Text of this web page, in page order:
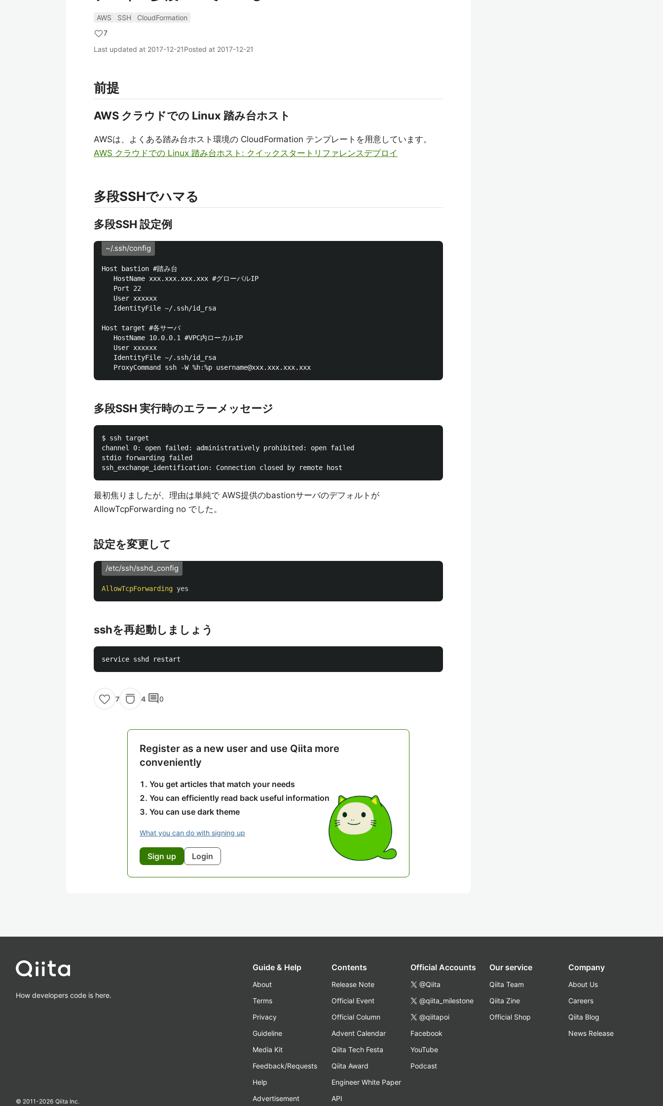
AWS SSH
CloudFormation
7
Last updated at 2017-12-21Posted at 2017-12-21
前提
AWS クラウドでの Linux 踏み台ホスト
AWSは、よくある踏み台ホスト環境の CloudFormation テンプレートを用意しています。
AWS クラウドでの Linux 踏み台ホスト: クイックスタートリファレンスデプロイ
多段SSHでハマる
多段SSH 設定例
~/.ssh/config
Host bastion #踏み台
   HostName xxx.xxx.xxx.xxx #グローバルIP
   Port 22
   User xxxxxx
   IdentityFile ~/.ssh/id_rsa
Host target #各サーバ
   HostName 10.0.0.1 #VPC内ローカルIP
   User xxxxxx
   IdentityFile ~/.ssh/id_rsa
多段SSH 実行時のエラーメッセージ
$ ssh target
channel 0: open failed: administratively prohibited: open failed
stdio forwarding failed
最初焦りましたが、理由は単純で AWS提供のbastionサーバのデフォルトが
AllowTcpForwarding no でした。
設定を変更して
/etc/ssh/sshd_config
AllowTcpForwarding yes
sshを再起動しましょう
7 4 comment0
Register as a new user and use Qiita more
conveniently
You get articles that match your needs
You can efficiently read back useful information
You can use dark theme
What you can do with signing up
Sign up Login
How developers code is here.
© 2011-2026 Qiita Inc.
Guide & Help
About
Terms
Privacy
Guideline
Media Kit
Feedback/Requests
Help
Advertisement
Contents
Release Note
Official Event
Official Column
Advent Calendar
Qiita Tech Festa
Qiita Award
Engineer White Paper
API
Official Accounts
@Qiita
@qiita_milestone
@qiitapoi
Facebook
YouTube
Podcast
Our service
Qiita Team
Qiita Zine
Official Shop
Company
About Us
Careers
Qiita Blog
News Release